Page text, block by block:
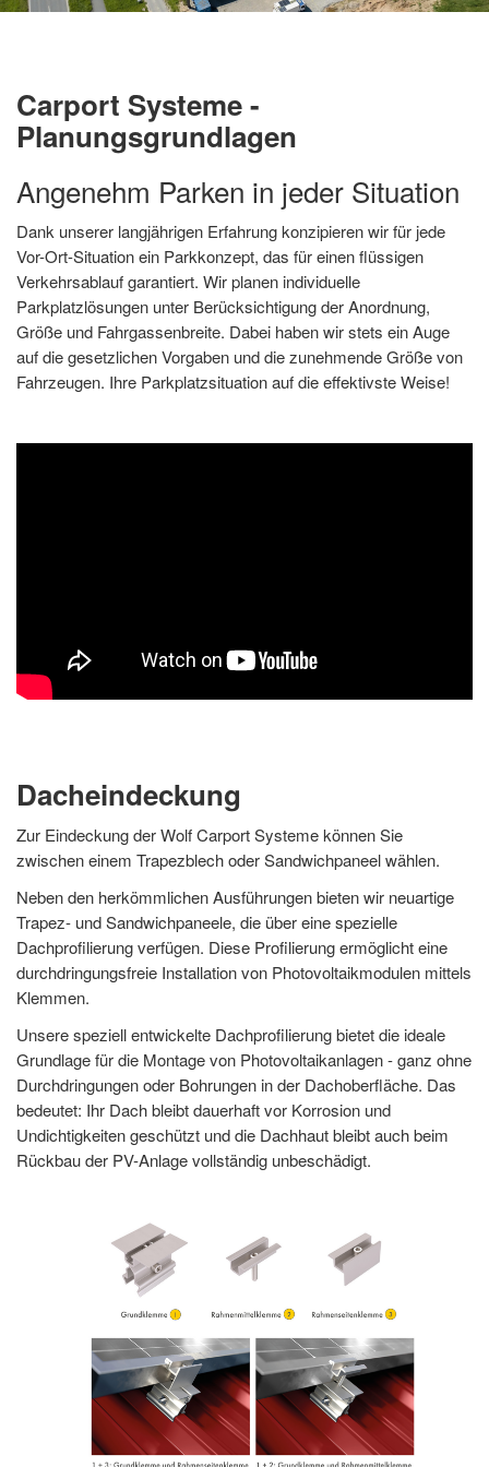
Carport Systeme -
Planungsgrundlagen
Angenehm Parken in jeder Situation
Dank unserer langjährigen Erfahrung konzipieren wir für jede
Vor-Ort-Situation ein Parkkonzept, das für einen flüssigen
Verkehrsablauf garantiert. Wir planen individuelle
Parkplatzlösungen unter Berücksichtigung der Anordnung,
Größe und Fahrgassenbreite. Dabei haben wir stets ein Auge
auf die gesetzlichen Vorgaben und die zunehmende Größe von
Fahrzeugen. Ihre Parkplatzsituation auf die effektivste Weise!
Dacheindeckung
Zur Eindeckung der Wolf Carport Systeme können Sie
zwischen einem Trapezblech oder Sandwichpaneel wählen.
Neben den herkömmlichen Ausführungen bieten wir neuartige
Trapez- und Sandwichpaneele, die über eine spezielle
Dachprofilierung verfügen. Diese Profilierung ermöglicht eine
durchdringungsfreie Installation von Photovoltaikmodulen mittels
Klemmen.
Unsere speziell entwickelte Dachprofilierung bietet die ideale
Grundlage für die Montage von Photovoltaikanlagen - ganz ohne
Durchdringungen oder Bohrungen in der Dachoberfläche. Das
bedeutet: Ihr Dach bleibt dauerhaft vor Korrosion und
Undichtigkeiten geschützt und die Dachhaut bleibt auch beim
Rückbau der PV-Anlage vollständig unbeschädigt.